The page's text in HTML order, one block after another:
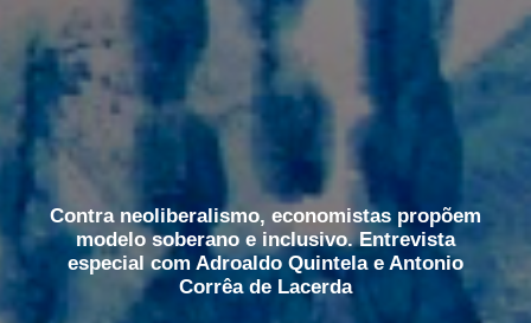
Contra neoliberalismo, economistas propõem
modelo soberano e inclusivo. Entrevista
especial com Adroaldo Quintela e Antonio
Corrêa de Lacerda